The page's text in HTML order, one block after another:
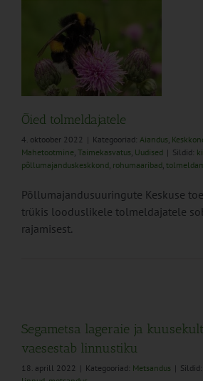
Õied tolmeldajatele
4. oktoober 2022 | Kategooriad: Aiandus,
Mahetootmine, Taimekasvatus, Uudised | Sildid:
põllumajanduskeskkond, rohumaaribad,
Põllumajandusuuringute Keskuse
trükis looduslikele tolmeldajatele
rajamisest.
Segametsa lageraie ja
vaesestab linnustiku
18. aprill 2022 | Kategooriad: Metsandus | Sildid: